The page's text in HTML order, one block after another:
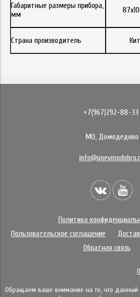
Габаритные размеры прибора,
мм
Страна производитель
+7(967)292-88-33
МО, Домодедово
Политика
Пользовательское соглашение
Обратная связь
Обращаем ваше внимание на то, что данный